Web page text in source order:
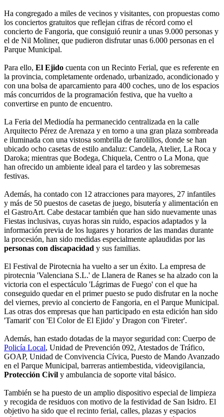
Ha congregado a miles de vecinos y visitantes, con propuestas como
los conciertos gratuitos que reflejan cifras de récord como el
concierto de Fangoria, que consiguió reunir a unas 9.000 personas y
el de Nil Moliner, que pudieron disfrutar unas 6.000 personas en el
Parque Municipal.
Para ello, El Ejido cuenta con un Recinto Ferial, que es referente en
la provincia, completamente ordenado, urbanizado, acondicionado y
con una bolsa de aparcamiento para 400 coches, uno de los espacios
más concurridos de la programación festiva, que ha vuelto a
convertirse en punto de encuentro.
La Feria del Mediodía ha permanecido centralizada en la calle
Arquitecto Pérez de Arenaza y en torno a una gran plaza sombreada
e iluminada con una vistosa sombrilla de farolillos, donde se han
ubicado ocho casetas de estilo andaluz: Candela, Atelier, La Roca y
Daroka; mientras que Bodega, Chiquela, Centro o La Mona, que
han ofrecido un ambiente ideal para el tardeo y las sobremesas
festivas.
Además, ha contado con 12 atracciones para mayores, 27 infantiles
y más de 50 puestos de casetas de juego, bisutería y alimentación en
el GastroArt. Cabe destacar también que han sido nuevamente unas
Fiestas inclusivas, cuyas horas sin ruido, espacios adaptados y la
información previa de los lugares y horarios de las mandas durante
la procesión, han sido medidas especialmente aplaudidas por las
personas con discapacidad y sus familias.
El Festival de Pirotecnia ha vuelto a ser un éxito. La empresa de
pirotecnia 'Valenciana S.L.' de Llanera de Ranes se ha alzado con la
victoria con el espectáculo 'Lágrimas de Fuego' con el que ha
conseguido quedar en el primer puesto se pudo disfrutar en la noche
del viernes, previo al concierto de Fangoria, en el Parque Municipal.
Las otras dos empresas que han participado en esta edición han sido
'Tamarit' con 'El Color de El Ejido' y Dragon con 'Fireter'.
Además, han estado dotadas de la mayor seguridad con: Cuerpo de
Policía Local, Unidad de Prevención 092, Atestados de Tráfico,
GOAP, Unidad de Convivencia Cívica, Puesto de Mando Avanzado
en el Parque Municipal, barreras antiembestida, videovigilancia,
Protección Civil y ambulancia de soporte vital básico.
También se ha puesto de un amplio dispositivo especial de limpieza
y recogida de residuos con motivo de la festividad de San Isidro. El
objetivo ha sido que el recinto ferial, calles, plazas y espacios